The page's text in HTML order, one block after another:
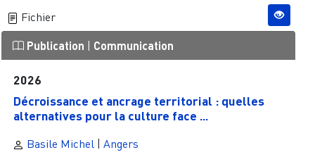
Fichier
Publication Communication
2026
Décroissance et ancrage territorial : quelles
alternatives pour la culture face ...
Basile Michel | Angers